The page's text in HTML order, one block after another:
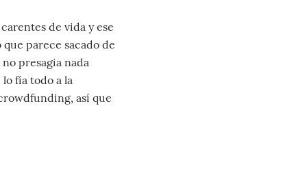
de vida y ese
parece sacado de
presagia nada
fía todo a la
así que